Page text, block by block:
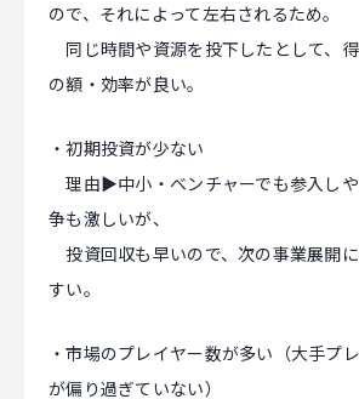
ので、それによって左右されるため。
同じ時間や資源を投下したとして、
の額・効率が良い。
・初期投資が少ない
理由▶中小・ベンチャーでも参入し
争も激しいが、
投資回収も早いので、次の事業展開
すい。
・市場のプレイヤー数が多い（大手プ
が偏り過ぎていない）